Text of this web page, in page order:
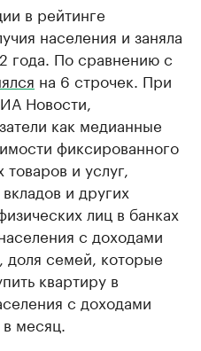
в рейтинге
населения и заняла
года. По сравнению с
на 6 строчек. При
Новости,
как медианные
фиксированного
и услуг,
и других
лиц в банках
с доходами
доля семей, которые
квартиру в
с доходами
месяц.